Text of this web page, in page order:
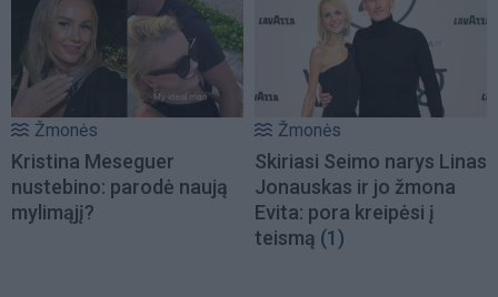
Žmonės
Kristina Meseguer
nustebino: parodė naują
mylimąjį?
Žmonės
Skiriasi Seimo narys Linas
Jonauskas ir jo žmona
Evita: pora kreipėsi į
teismą (1)